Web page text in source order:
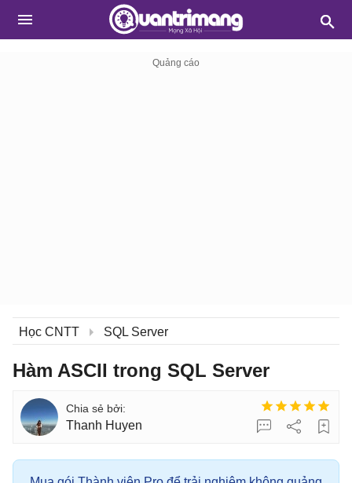
Học CNTT SQL Server
Hàm ASCII trong SQL Server
Thanh Huyen